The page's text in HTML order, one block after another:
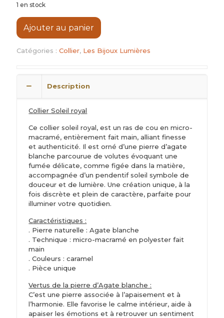
1 en stock
Ajouter au panier
Catégories : Collier, Les Bijoux Lumières
Description
Collier Soleil royal
Ce collier soleil royal, est un ras de cou en micro-
macramé, entièrement fait main, alliant finesse
et authenticité. Il est orné d’une pierre d’agate
blanche parcourue de volutes évoquant une
fumée délicate, comme figée dans la matière,
accompagnée d’un pendentif soleil symbole de
douceur et de lumière. Une création unique, à la
fois discrète et plein de caractère, parfaite pour
illuminer votre quotidien.
Caractéristiques :
. Pierre naturelle : Agate blanche
. Technique : micro-macramé en polyester fait
main
. Couleurs : caramel
. Pièce unique
Vertus de la pierre d’Agate blanche :
C’est une pierre associée à l’apaisement et à
l’harmonie. Elle favorise le calme intérieur, aide à
apaiser les émotions et à retrouver un sentiment